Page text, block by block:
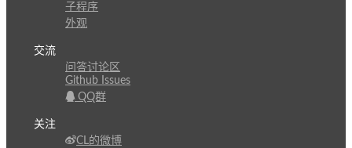
子程序
外观
交流
问答讨论区
Github Issues
QQ群
关注
CL的微博